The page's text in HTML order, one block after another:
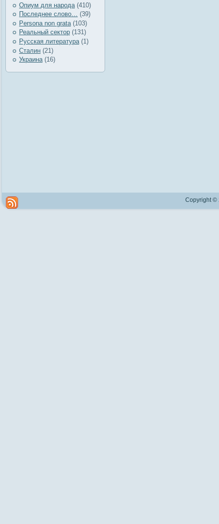
Опиум для народа (410)
Последнее слово… (39)
Рersona non grata (103)
Реальный сектор (131)
Русская литература (1)
Сталин (21)
Украина(16)
Copyright